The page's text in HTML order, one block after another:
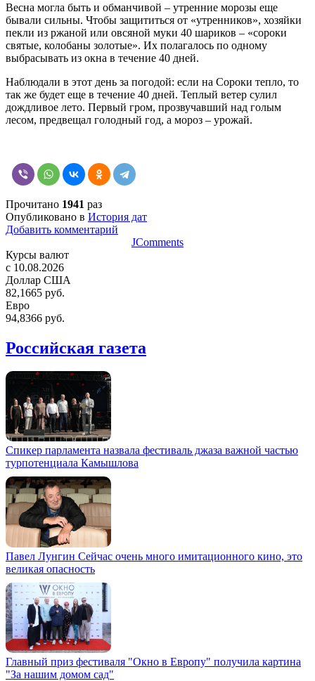
Весна могла быть и обманчивой – утренние морозы еще
бывали сильны. Чтобы защититься от «утренников», хозяйки
пекли из ржаной или овсяной муки 40 шариков – «сороки
святые, колобаны золотые». Их полагалось по одному
выбрасывать из окна в течение 40 дней.
Наблюдали в этот день за погодой: если на Сороки тепло, то
так же будет еще в течение 40 дней. Теплый ветер сулил
дождливое лето. Первый гром, прозвучавший над голым
лесом, предвещал голодный год, а мороз – урожай.
Прочитано 1941 раз
Опубликовано в История дат
Добавить комментарий
JComments
Курсы валют
c 10.08.2026
Доллар США
82,1665 руб.
Евро
94,8366 руб.
Российская газета
Спикер парламента назвала фестиваль джаза важной частью
турпотенциала Камышлова
Павел Лунгин Сейчас очень много имитационного кино, это
великая опасность
Главный приз фестиваля "Окно в Европу" получила картина
"За нашим домом сад"